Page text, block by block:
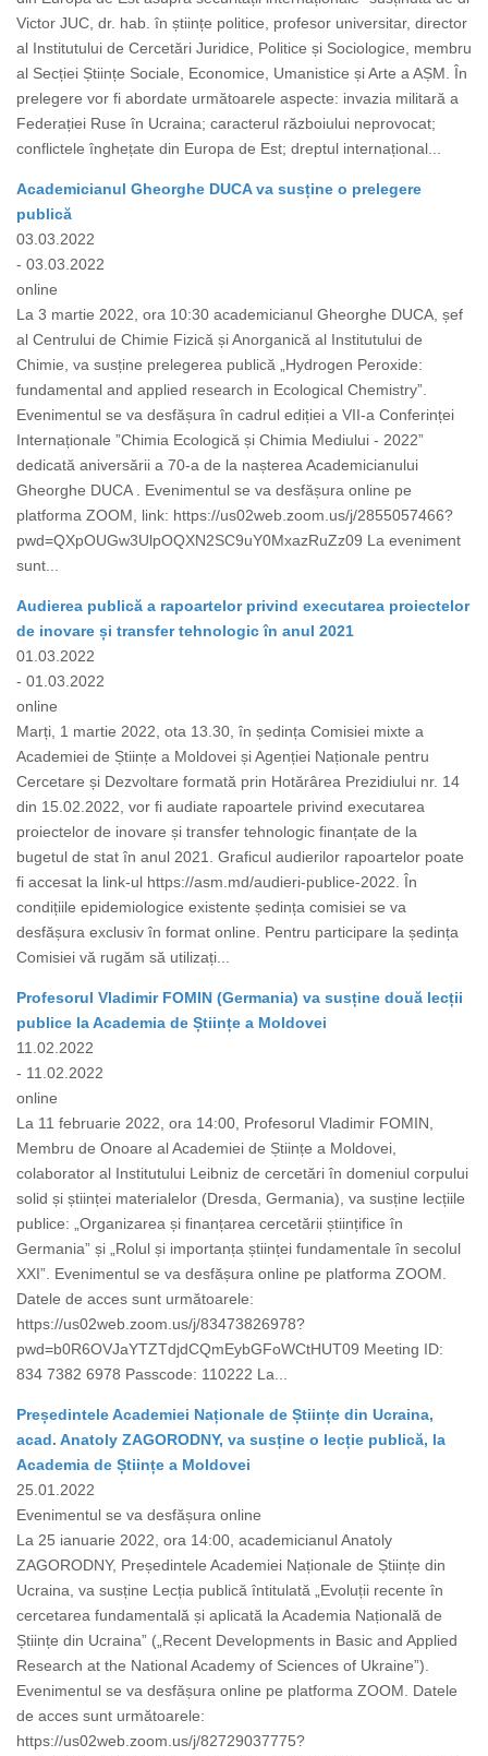
Victor JUC, dr. hab. în științe politice, profesor universitar, director
al Institutului de Cercetări Juridice, Politice și Sociologice, membru
al Secției Științe Sociale, Economice, Umanistice și Arte a AȘM. În
prelegere vor fi abordate următoarele aspecte: invazia militară a
Federației Ruse în Ucraina; caracterul războiului neprovocat;
conflictele înghețate din Europa de Est; dreptul internațional...
Academicianul Gheorghe DUCA va susține o prelegere
publică
03.03.2022
- 03.03.2022
online
La 3 martie 2022, ora 10:30 academicianul Gheorghe DUCA, șef
al Centrului de Chimie Fizică și Anorganică al Institutului de
Chimie, va susține prelegerea publică „Hydrogen Peroxide:
fundamental and applied research in Ecological Chemistry”.
Evenimentul se va desfășura în cadrul ediției a VII-a Conferinței
Internaționale ”Chimia Ecologică și Chimia Mediului - 2022”
dedicată aniversării a 70-a de la nașterea Academicianului
Gheorghe DUCA . Evenimentul se va desfășura online pe
platforma ZOOM, link: https://us02web.zoom.us/j/2855057466?
pwd=QXpOUGw3UlpOQXN2SC9uY0MxazRuZz09 La eveniment
sunt...
Audierea publică a rapoartelor privind executarea proiectelor
de inovare și transfer tehnologic în anul 2021
01.03.2022
- 01.03.2022
online
Marți, 1 martie 2022, ota 13.30, în ședința Comisiei mixte a
Academiei de Științe a Moldovei și Agenției Naționale pentru
Cercetare și Dezvoltare formată prin Hotărârea Prezidiului nr. 14
din 15.02.2022, vor fi audiate rapoartele privind executarea
proiectelor de inovare și transfer tehnologic finanțate de la
bugetul de stat în anul 2021. Graficul audierilor rapoartelor poate
fi accesat la link-ul https://asm.md/audieri-publice-2022. În
condițiile epidemiologice existente ședința comisiei se va
desfășura exclusiv în format online. Pentru participare la ședința
Comisiei vă rugăm să utilizați...
Profesorul Vladimir FOMIN (Germania) va susține două lecții
publice la Academia de Științe a Moldovei
11.02.2022
- 11.02.2022
online
La 11 februarie 2022, ora 14:00, Profesorul Vladimir FOMIN,
Membru de Onoare al Academiei de Științe a Moldovei,
colaborator al Institutului Leibniz de cercetări în domeniul corpului
solid și științei materialelor (Dresda, Germania), va susține lecțiile
publice: „Organizarea și finanțarea cercetării științifice în
Germania” și „Rolul și importanța științei fundamentale în secolul
XXI”. Evenimentul se va desfășura online pe platforma ZOOM.
Datele de acces sunt următoarele:
https://us02web.zoom.us/j/83473826978?
pwd=b0R6OVJaYTZTdjdCQmEybGFoWCtHUT09 Meeting ID:
834 7382 6978 Passcode: 110222 La...
Președintele Academiei Naționale de Științe din Ucraina,
acad. Anatoly ZAGORODNY, va susține o lecție publică, la
Academia de Științe a Moldovei
25.01.2022
Evenimentul se va desfășura online
La 25 ianuarie 2022, ora 14:00, academicianul Anatoly
ZAGORODNY, Președintele Academiei Naționale de Științe din
Ucraina, va susține Lecția publică întitulată „Evoluții recente în
cercetarea fundamentală și aplicată la Academia Națională de
Științe din Ucraina” („Recent Developments in Basic and Applied
Research at the National Academy of Sciences of Ukraine”).
Evenimentul se va desfășura online pe platforma ZOOM. Datele
de acces sunt următoarele:
https://us02web.zoom.us/j/82729037775?